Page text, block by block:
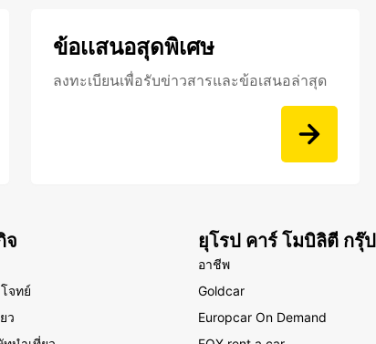
ข้อเเสนอสุดพิเศษ
ลงทะเบียนเพื่อรับข่าวสารและข้อเสนอล่าสุด
จ
จทย์
ว
ยุโรป คาร์ โมบิลิตี กรุ๊ป
อาชีพ
Goldcar
Europcar On Demand